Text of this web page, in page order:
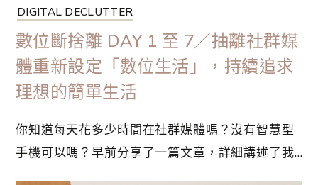
DIGITAL DECLUTTER
數位斷捨離 DAY 1 至 7／抽離社群媒
體重新設定「數位生活」，持續追求
理想的簡單生活
你知道每天花多少時間在社群媒體嗎？沒有智慧型
手機可以嗎？早前分享了一篇文章，詳細講述了我